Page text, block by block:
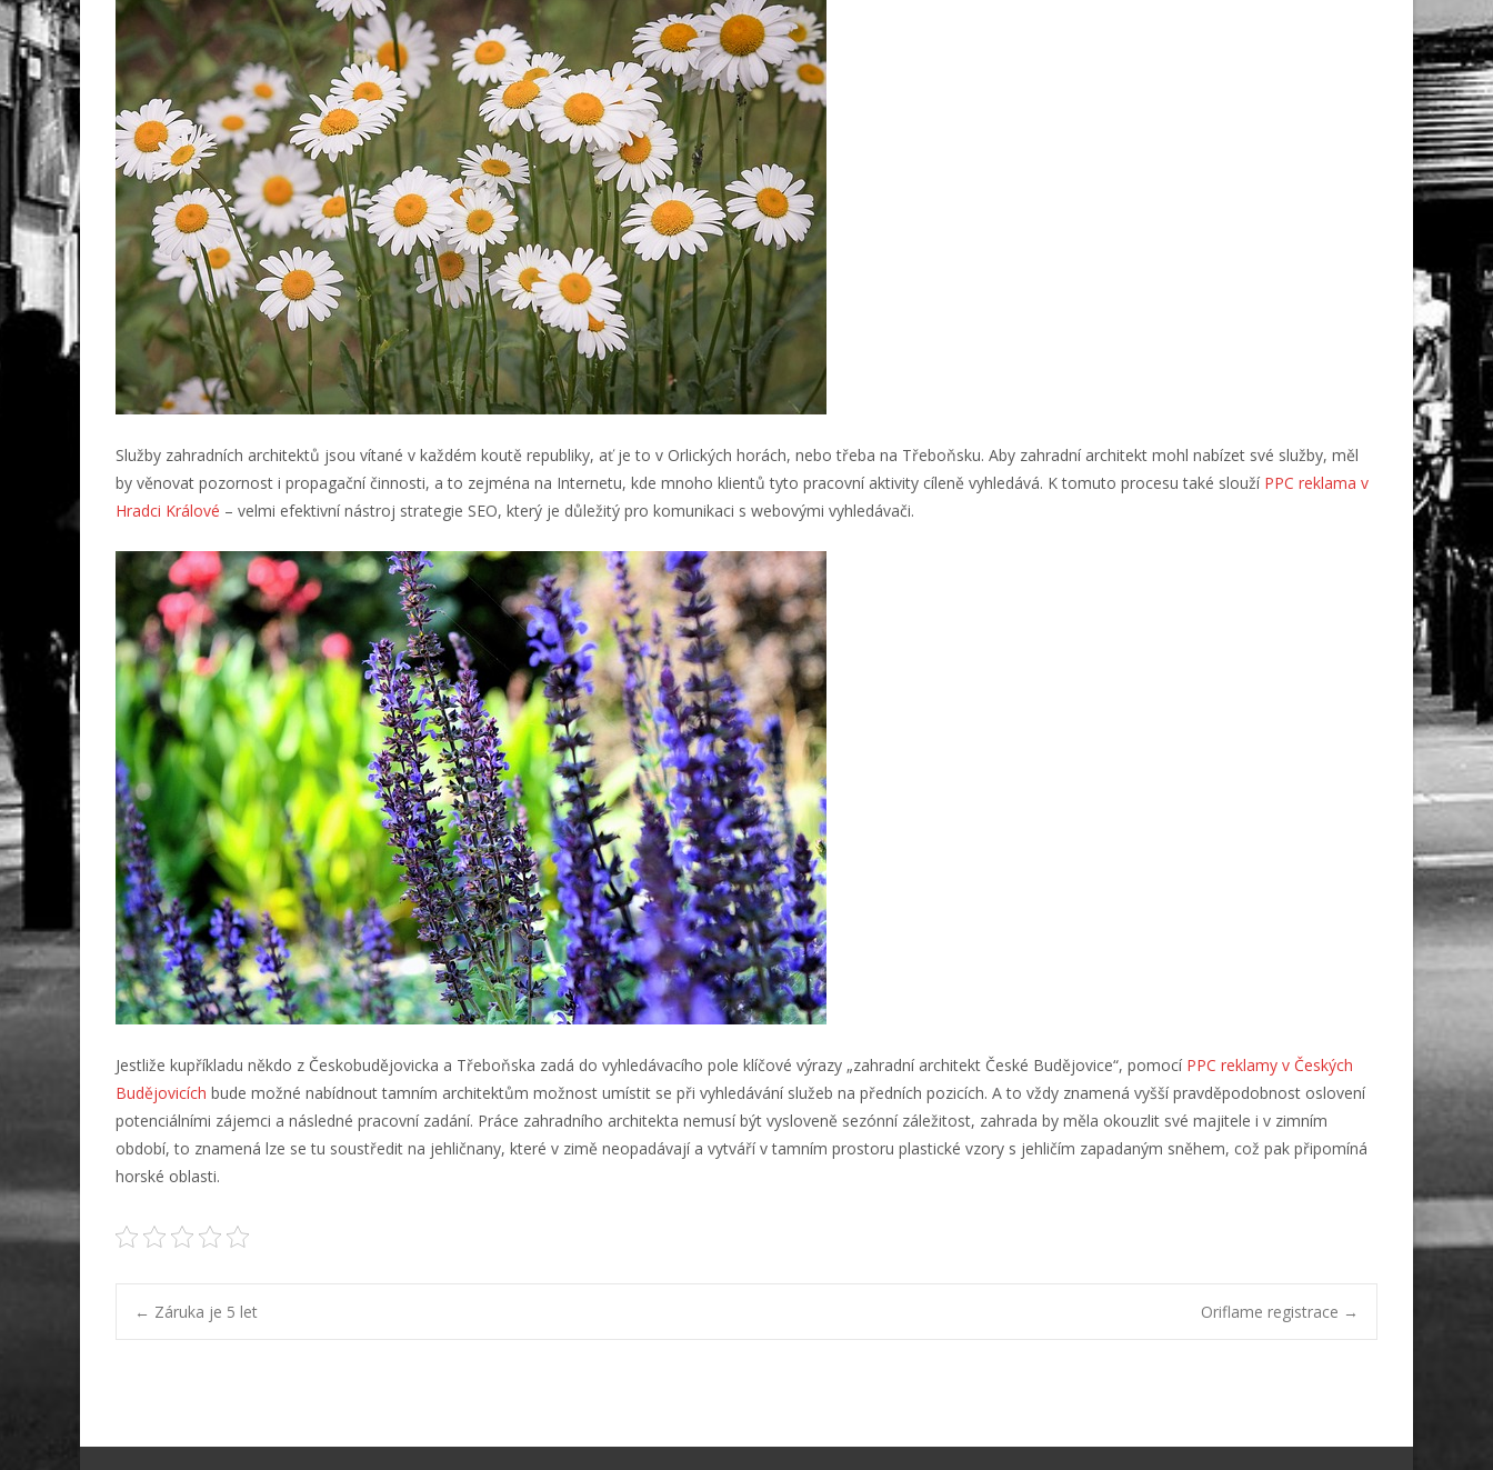
Služby zahradních architektů jsou vítané v každém koutě republiky, ať je to v Orlických horách, nebo třeba na Třeboňsku. Aby zahradní architekt mohl nabízet své služby, měl
by věnovat pozornost i propagační činnosti, a to zejména na Internetu, kde mnoho klientů tyto pracovní aktivity cíleně vyhledává. K tomuto procesu také slouží PPC reklama v
Hradci Králové – velmi efektivní nástroj strategie SEO, který je důležitý pro komunikaci s webovými vyhledávači.
Jestliže kupříkladu někdo z Českobudějovicka a Třeboňska zadá do vyhledávacího pole klíčové výrazy „zahradní architekt České Budějovice“, pomocí PPC reklamy v Českých
Budějovicích bude možné nabídnout tamním architektům možnost umístit se při vyhledávání služeb na předních pozicích. A to vždy znamená vyšší pravděpodobnost oslovení
potenciálními zájemci a následné pracovní zadání. Práce zahradního architekta nemusí být vysloveně sezónní záležitost, zahrada by měla okouzlit své majitele i v zimním
období,to znamená lze se tu soustředit na jehličnany, které v zimě neopadávají a vytváří v tamním prostoru plastické vzory s jehličím zapadaným sněhem, což pak připomíná
horské oblasti.
Post
← Záruka je 5 let Oriflame registrace →